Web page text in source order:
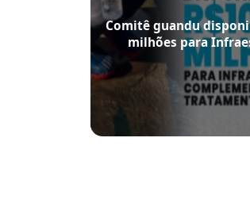
Comitê guandu
milhões para
Complementar ao
Esgoto